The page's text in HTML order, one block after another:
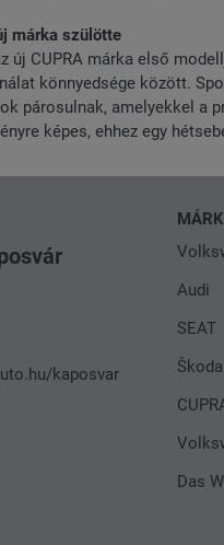
márka szülötte
új CUPRA márka első
könnyedsége között.
párosulnak, amelyekkel a
képes, ehhez egy
kaposvar
Audi
SEAT
Škoda
Das